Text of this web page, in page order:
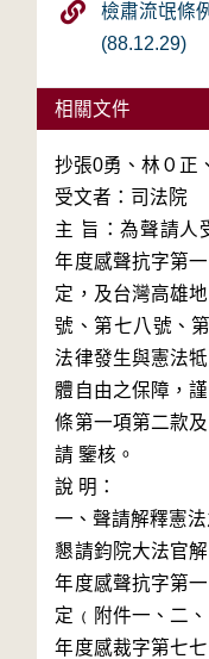
檢肅流氓條
(88.12.29)
相關文件
抄張0勇、林０正
受文者：司法院
主 旨：為聲請人
年度感聲抗字第
定，及台灣高雄
號、第七八號、
法律發生與憲法
體自由之保障，
條第一項第二款
請 鑒核。
說 明：
一、聲請解釋憲
懇請鈞院大法官
年度感聲抗字第
定﹙附件一、二
年度感裁字第七